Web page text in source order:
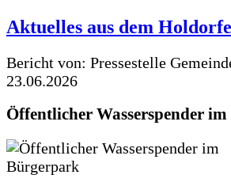
Aktuelles aus dem
Bericht von: Pressestelle
23.06.2026
Öffentlicher Wasserspender